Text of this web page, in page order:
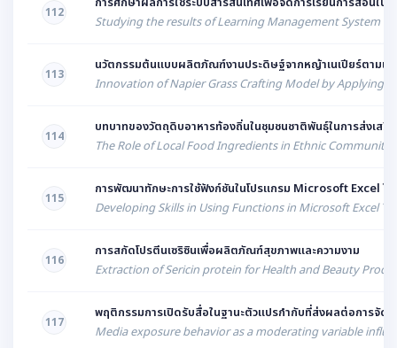
112
Studying the results of Learning Management System
113
นวัตกรรมต้นแบบผลิตภัณฑ์งานประดิษฐ์จากหญ้าเนเปียร์ตามแ
Innovation of Napier Grass Crafting Model by Applying
114
บทบาทของวัตถุดิบอาหารท้องถิ่นในชุมชนชาติพันธุ์ในการส่งเสริ
The Role of Local Food Ingredients in Ethnic
115
การพัฒนาทักษะการใช้ฟังก์ชันในโปรแกรม Microsoft Excel โ
Developing Skills in Using Functions in Microsoft Excel
116
การสกัดโปรตีนเซริซินเพื่อผลิตภัณฑ์สุขภาพและความงาม
Extraction of Sericin protein for Health and Beauty
117
พฤติกรรมการเปิดรับสื่อในฐานะตัวแปรกำกับที่ส่งผลต่อการจั
Media exposure behavior as a moderating variable